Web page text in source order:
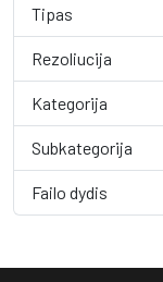
Tipas
Rezoliucija
Kategorija
Subkategorija
Failo dydis